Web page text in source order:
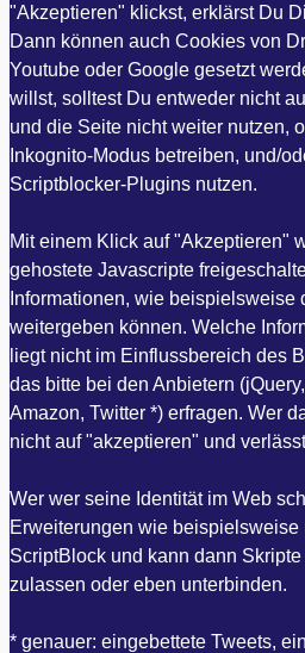
"Akzeptieren" klickst, erklärst Du
Dann können auch Cookies von
Youtube oder Google gesetzt
willst, solltest Du entweder nicht
und die Seite nicht weiter nutzen,
Inkognito-Modus betreiben, und/
Scriptblocker-Plugins nutzen.
Mit einem Klick auf "Akzeptieren"
gehostete Javascripte
Informationen, wie beispielsweise
weitergeben können. Welche
liegt nicht im Einflussbereich des
das bitte bei den Anbietern
Amazon, Twitter *) erfragen. Wer
nicht auf "akzeptieren" und
Wer wer seine Identität im Web
Erweiterungen wie
ScriptBlock und kann dann
zulassen oder eben unterbinden.
* genauer: eingebettete Tweets,